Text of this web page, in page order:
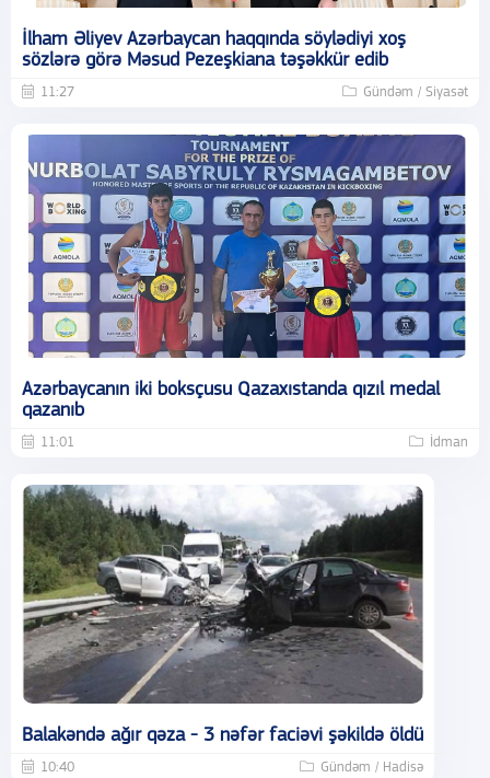
İlham Əliyev Azərbaycan haqqında söylədiyi xoş
sözlərə görə Məsud Pezeşkiana təşəkkür edib
11:27 Gündəm / Siyasət
Azərbaycanın iki boksçusu Qazaxıstanda qızıl medal
qazanıb
11:01 İdman
Balakəndə ağır qəza - 3 nəfər faciəvi şəkildə öldü
10:40 Gündəm / Hadisə